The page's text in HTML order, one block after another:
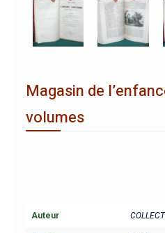
Magasin de
volumes
Auteur